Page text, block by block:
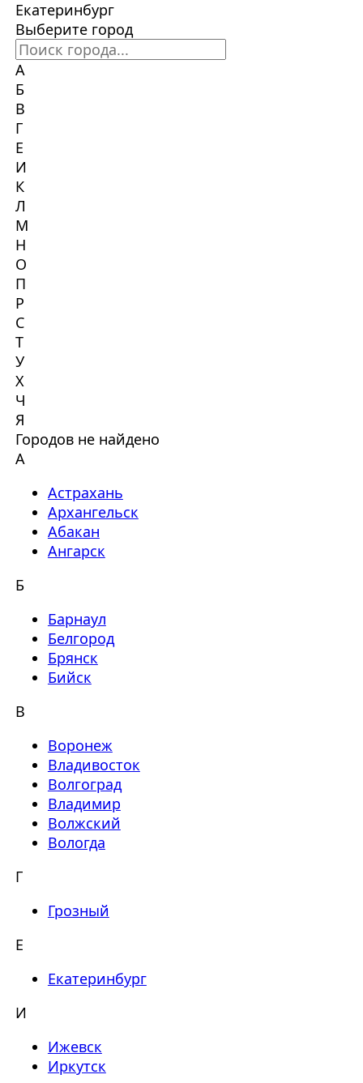
Екатеринбург
Выберите город
А
Б
В
Г
Е
И
К
Л
М
Н
О
П
Р
С
Т
У
Х
Ч
Я
Городов не найдено
А
Астрахань
Архангельск
Абакан
Ангарск
Б
Барнаул
Белгород
Брянск
Бийск
В
Воронеж
Владивосток
Волгоград
Владимир
Волжский
Вологда
Г
Грозный
Е
Екатеринбург
И
Ижевск
Иркутск